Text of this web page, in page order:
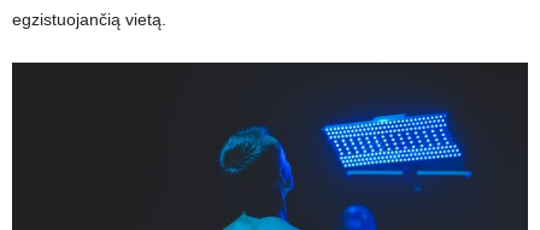
egzistuojančią vietą.